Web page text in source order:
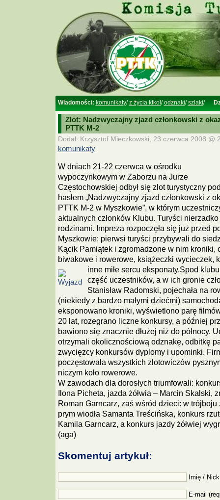
Wiadomości: komunikaty/z życia ktkol /odznaki/szlaki/
Zlot: Nadzwyczajny zjazd członkowski z
PTTK M-2
Dodał: Krzysztof Mieczkowski, 23 czerwca 2008 @
komunikaty
W dniach 21-22 czerwca w ośrodku
wypoczynkowym w Zaborzu na Jurze
Częstochowskiej odbył się zlot turystyczny
hasłem „Nadzwyczajny zjazd członkowski z
PTTK M-2 w Myszkowie”, w którym
aktualnych członków Klubu. Turyści
rodzinami. Impreza rozpoczęła się już przed
Myszkowie; pierwsi turyści przybywali do
Kącik Pamiątek i zgromadzone w nim kroniki,
biwakowe i rowerowe, książeczki wycieczek,
inne miłe sercu eksponaty.Spod
część uczestników, a w ich gronie
Stanisław Radomski, pojechała na
(niekiedy z bardzo małymi dziećmi)
eksponowano kroniki, wyświetlono parę
20 lat, rozegrano liczne konkursy, a później
bawiono się znacznie dłużej niż do północy.
otrzymali okolicznościową odznakę, odbitkę
zwycięzcy konkursów dyplomy i upominki.
poczęstowała wszystkich zlotowiczów
niczym koło rowerowe.
W zawodach dla dorosłych triumfowali:
Ilona Picheta, jazda żółwia – Marcin Skalski,
Roman Garncarz, zaś wśród dzieci: w
prym wiodła Samanta Treścińska, konkurs
Kamila Garncarz, a konkurs jazdy żółwiej
(aga)
Skomentuj artykuł:
Imię /
E-mail